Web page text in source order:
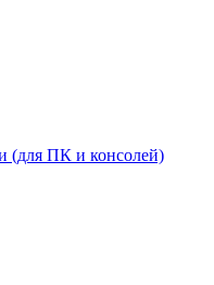
(для ПК и консолей)